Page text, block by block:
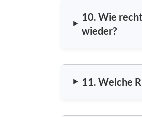
10. Wie
wieder?
11. Welche